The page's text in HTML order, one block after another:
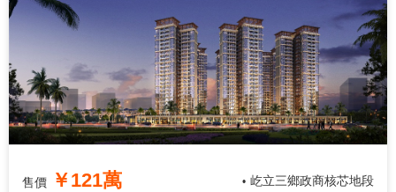
售價 ￥121萬 • 屹立三鄉政商核芯地段